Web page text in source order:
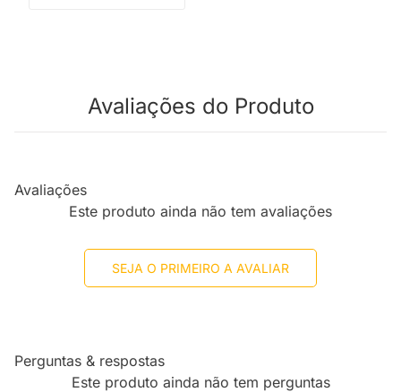
Avaliações do Produto
Avaliações
Este produto ainda não tem avaliações
SEJA O PRIMEIRO A AVALIAR
Perguntas & respostas
Este produto ainda não tem perguntas